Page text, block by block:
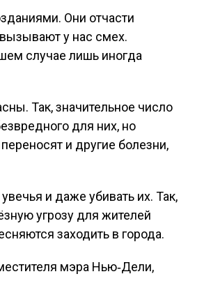
Они отчасти
у нас смех.
случае лишь иногда
Так, значительное число
для них, но
и другие болезни,
и даже убивать их. Так,
угрозу для жителей
заходить в города.
мэра Нью‑Дели,